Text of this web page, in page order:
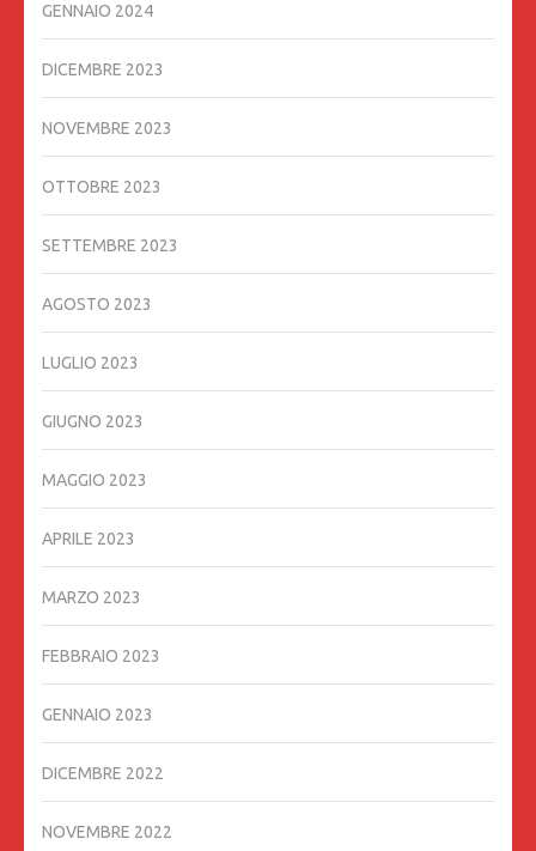
GENNAIO 2024
DICEMBRE 2023
NOVEMBRE 2023
OTTOBRE 2023
SETTEMBRE 2023
AGOSTO 2023
LUGLIO 2023
GIUGNO 2023
MAGGIO 2023
APRILE 2023
MARZO 2023
FEBBRAIO 2023
GENNAIO 2023
DICEMBRE 2022
NOVEMBRE 2022